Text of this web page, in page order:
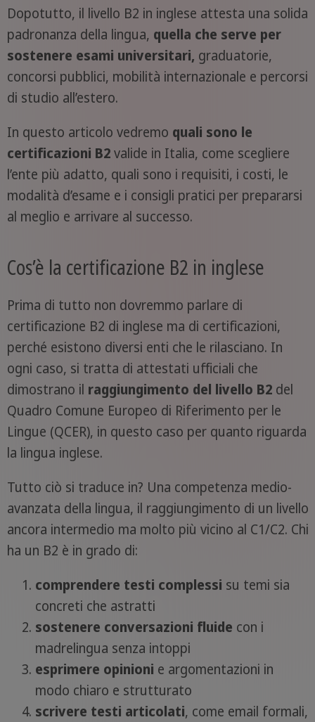
Dopotutto, il livello B2 in inglese attesta una solida
padronanza della lingua, quella che serve per
sostenere esami universitari, graduatorie,
concorsi pubblici, mobilità internazionale e percorsi
di studio all’estero.
In questo articolo vedremo quali sono le
certificazioni B2valide in Italia, come scegliere
l’ente più adatto, quali sono i requisiti, i costi, le
modalità d’esame e i consigli pratici per prepararsi
al meglio e arrivare al successo.
Cos’è la certificazione B2 in inglese
Prima di tutto non dovremmo parlare di
certificazione B2 di inglese ma di certificazioni,
perché esistono diversi enti che le rilasciano. In
ogni caso, si tratta di attestati ufficiali che
dimostrano il raggiungimento del livello B2del
Quadro Comune Europeo di Riferimento per le
Lingue (QCER), in questo caso per quanto riguarda
la lingua inglese.
Tutto ciò si traduce in? Una competenza medio-
avanzata della lingua, il raggiungimento di un livello
ancora intermedio ma molto più vicino al C1/C2. Chi
ha un B2 è in grado di:
comprendere testi complessi su temi sia
concreti che astratti
sostenere conversazioni fluide con i
madrelingua senza intoppi
esprimere opinioni e argomentazioni in
modo chiaro e strutturato
scrivere testi articolati, come email formali,